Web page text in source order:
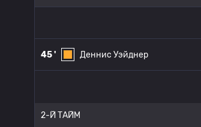
45 ' Деннис Уэйднер
2-Й ТАЙМ